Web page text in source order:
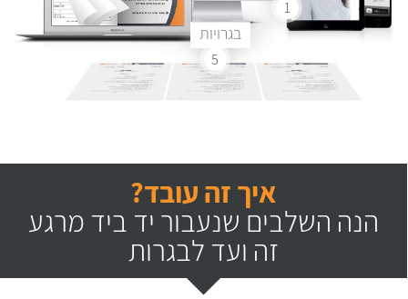
1
בגרויות
5
איך זה עובד?
הנה השלבים שנעבור יד ביד מרגע
זה ועד לבגרות